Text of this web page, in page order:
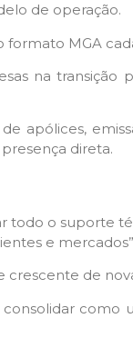
de operação.
MGA
na
apólices,
direta.
todo o
e
de